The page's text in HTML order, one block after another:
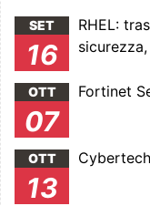
SET
16
RHEL:
OTT
07
Fortinet
OTT
13